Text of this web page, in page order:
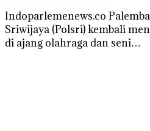
Indoparlemenews.co
Sriwijaya (Polsri) kembali
di ajang olahraga dan seni…